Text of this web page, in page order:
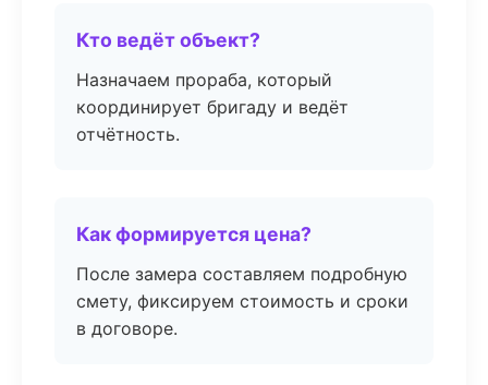
Кто ведёт объект?
Назначаем прораба, который
координирует бригаду и ведёт
отчётность.
Как формируется цена?
После замера составляем подробную
смету, фиксируем стоимость и сроки
в договоре.